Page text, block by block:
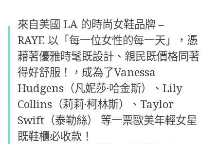
來自美國 LA 的時尚女鞋品牌 –
RAYE 以「每一位女性的每一天」，憑
藉著優雅時髦既設計、親民既價格同著
得好舒服！，成為了Vanessa
Hudgens（凡妮莎·哈金斯）、Lily
Collins（莉莉·柯林斯）、Taylor
Swift（泰勒絲） 等一票歐美年輕女星
既鞋櫃必收款！